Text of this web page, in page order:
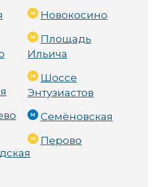
Новокосино
Площадь
Ильича
Шоссе
Энтузиастов
Семёновская
Перово